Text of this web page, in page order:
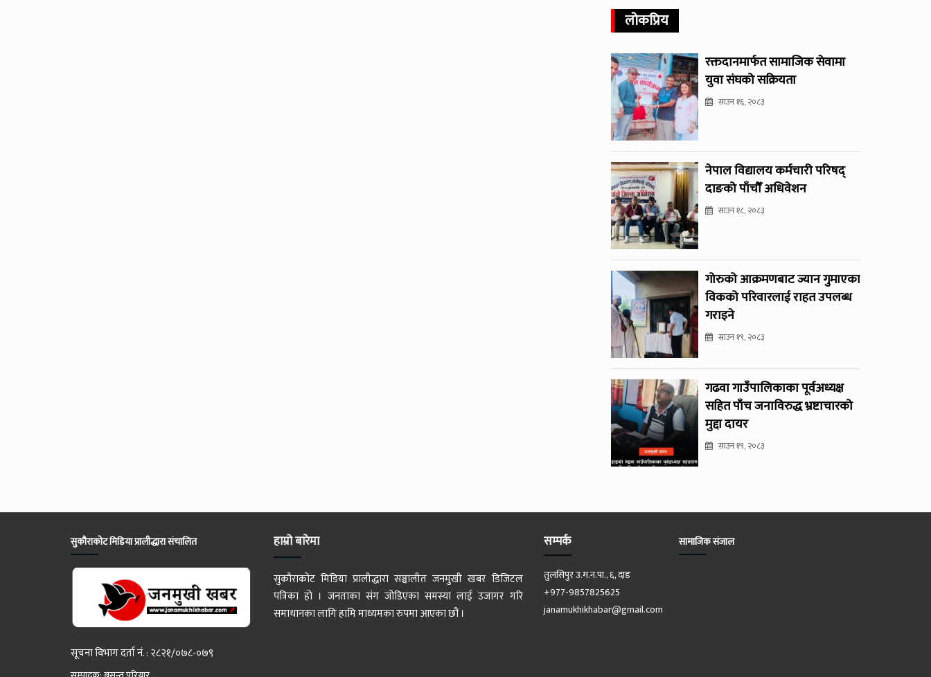
लोकप्रिय
रक्तदानमार्फत सामाजिक सेवामा
युवा संघको सक्रियता
साउन १६, २०८३
नेपाल विद्यालय कर्मचारी परिषद्
दाङको पाँचौँ अधिवेशन
साउन १८, २०८३
गोरुको आक्रमणबाट ज्यान गुमाएका
विकको परिवारलाई राहत उपलब्ध
गराइने
साउन १९, २०८३
गढवा गाउँपालिकाका पूर्वअध्यक्ष
सहित पाँच जनाविरुद्ध भ्रष्टाचारको
मुद्दा दायर
साउन १९, २०८३
सुकौराकोट मिडिया प्रालीद्धारा संचालित
सूचना विभाग दर्ता नं. : २८२१/०७८-०७९
हाम्रो बारेमा
सुकौराकोट मिडिया प्रालीद्धारा सञ्चालीत जनमुखी खबर डिजिटल
पत्रिका हो । जनताका संग जोडिएका समस्या लाई उजागर गरि
समाधानका लागि हामि माध्यमका रुपमा आएका छौं ।
सम्पर्क
तुलसिपुर उ.म.न.पा., ६, दाङ
+977-9857825625
janamukhikhabar@gmail.com
सामाजिक संजाल